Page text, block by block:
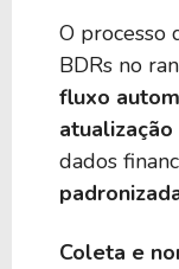
BKCH39
BIYJ39
BEUW39
O processo
BDRs no
fluxo
dados
Coleta e